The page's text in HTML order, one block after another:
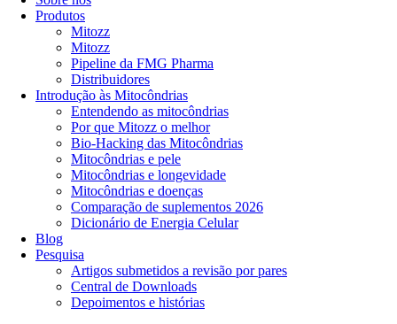
Produtos
Mitozz
Mitozz
Pipeline da FMG Pharma
Distribuidores
Introdução às Mitocôndrias
Entendendo as mitocôndrias
Por que Mitozz o melhor
Bio-Hacking das Mitocôndrias
Mitocôndrias e pele
Mitocôndrias e longevidade
Mitocôndrias e doenças
Comparação de suplementos 2026
Dicionário de Energia Celular
Blog
Pesquisa
Artigos submetidos a revisão por pares
Central de Downloads
Depoimentos e histórias